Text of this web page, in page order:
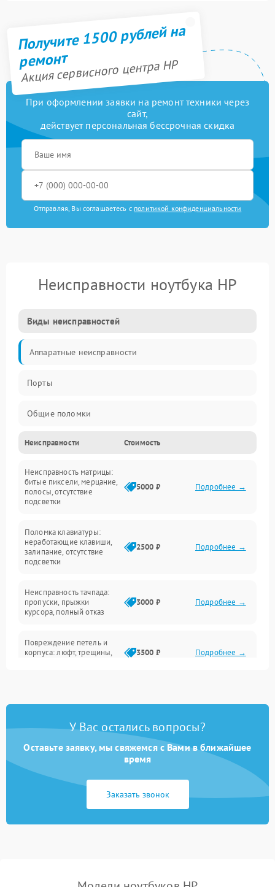
Получите 1500 рублей на
ремонт
Акция сервисного центра HP
При оформлении заявки на ремонт техники через
сайт,
действует персональная бессрочная скидка
Отправляя, Вы соглашаетесь с политикой конфиденциальности
Неисправности ноутбука HP
Виды неисправностей
Аппаратные неисправности
Порты
Общие поломки
Устройства
Программные ошибки
Электрические и системные сбои
Интерфейсные проблемы
Батарея
Сеть и интернет
Неисправности Стоимость
Неисправность матрицы:
битые пиксели, мерцание,
полосы, отсутствие
подсветки
5000 ₽ Подробнее →
Поломка клавиатуры:
неработающие клавиши,
залипание, отсутствие
подсветки
2500 ₽ Подробнее →
Неисправность тачпада:
пропуски, прыжки
курсора, полный отказ
3000 ₽ Подробнее →
Повреждение петель и
корпуса: люфт, трещины,
3500 ₽ Подробнее →
быстрая разрядка,
2500 ₽ Подробнее →
Неисправность зарядного
питания
2000 ₽ Подробнее →
неисправности кулера
пропадание диска
У Вас остались вопросы?
Оставьте заявку, мы свяжемся с Вами в ближайшее
время
Заказать звонок